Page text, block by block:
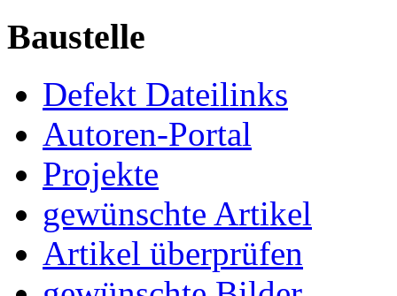
Baustelle
Defekt Dateilinks
Autoren-Portal
Projekte
gewünschte Artikel
Artikel überprüfen